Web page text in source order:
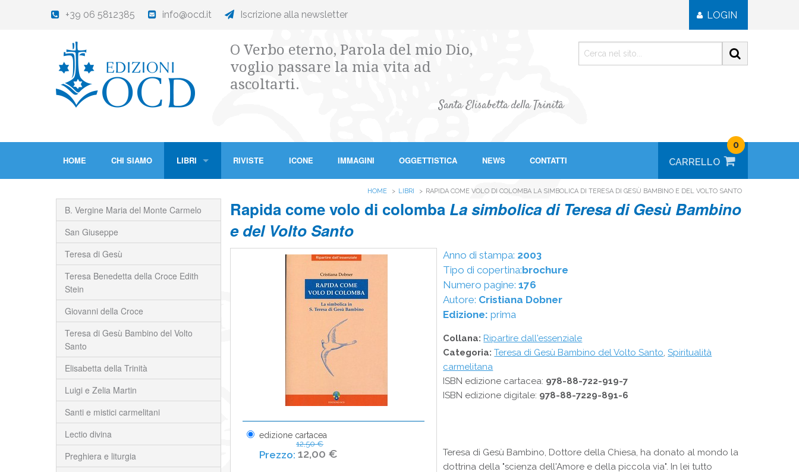
+39 06 5812385 info@ocd.it Iscrizione alla newsletter LOGIN
O Verbo eterno, Parola del mio Dio,
voglio passare la mia vita ad
ascoltarti.
Santa Elisabetta della Trinità
HOME CHI SIAMO LIBRI RIVISTE ICONE IMMAGINI OGGETTISTICA NEWS CONTATTI
0
HOME LIBRI RAPIDA COME VOLO DI COLOMBA LA SIMBOLICA DI TERESA DI GESÙ BAMBINO E DEL VOLTO SANTO
B. Vergine Maria del Monte Carmelo
San Giuseppe
Teresa di Gesù
Teresa Benedetta della Croce Edith
Stein
Giovanni della Croce
Teresa di Gesù Bambino del Volto
Santo
Elisabetta della Trinità
Luigi e Zelia Martin
Santi e mistici carmelitani
Lectio divina
Preghiera e liturgia
Rapida come volo di colomba La simbolica di Teresa di Gesù Bambino
e del Volto Santo
edizione cartacea
12,50 €
12,00 €
Anno di stampa: 2003
Tipo di copertina:brochure
Numero pagine: 176
Autore: Cristiana Dobner
Edizione: prima
Collana: Ripartire dall'essenziale
Categoria: Teresa di Gesù Bambino del Volto Santo,Spiritualità
carmelitana
ISBN edizione cartacea: 978-88-722-919-7
ISBN edizione digitale: 978-88-7229-891-6
Teresa di Gesù Bambino, Dottore della Chiesa, ha donato al mondo la
dottrina della "scienza dell'Amore e della piccola via". In lei tutto